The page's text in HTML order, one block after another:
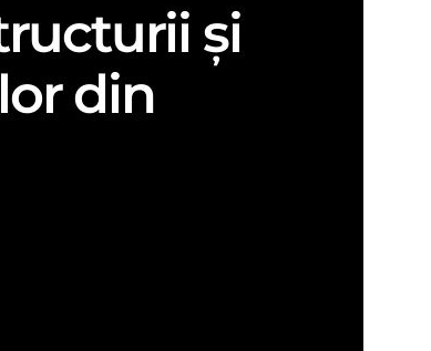
și
din